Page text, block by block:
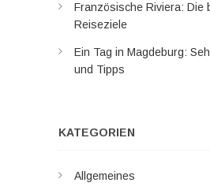
Französische Riviera: Die
Reiseziele
Ein Tag in Magdeburg:
und Tipps
KATEGORIEN
Allgemeines